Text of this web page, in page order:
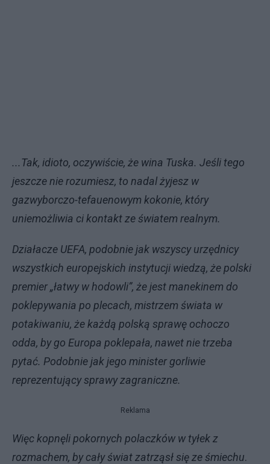
...Tak, idioto, oczywiście, że wina Tuska. Jeśli tego
jeszcze nie rozumiesz, to nadal żyjesz w
gazwyborczo-tefauenowym kokonie, który
uniemożliwia ci kontakt ze światem realnym.
Działacze UEFA, podobnie jak wszyscy urzędnicy
wszystkich europejskich instytucji wiedzą, że polski
premier „łatwy w hodowli”, że jest manekinem do
poklepywania po plecach, mistrzem świata w
potakiwaniu, że każdą polską sprawę ochoczo
odda, by go Europa poklepała, nawet nie trzeba
pytać. Podobnie jak jego minister gorliwie
reprezentujący sprawy zagraniczne.
Reklama
Więc kopnęli pokornych polaczków w tyłek z
rozmachem, by cały świat zatrząsł się ze śmiechu.